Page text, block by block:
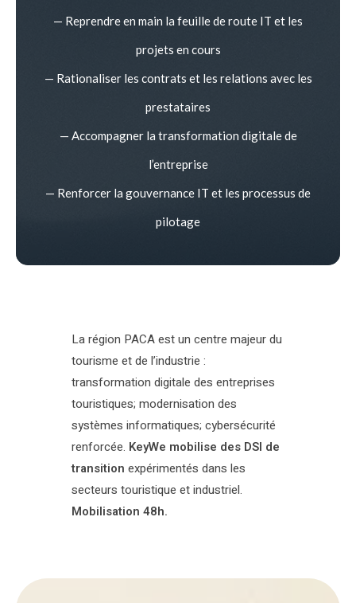
— Reprendre en main la feuille de route IT et les
projets en cours
— Rationaliser les contrats et les relations avec les
prestataires
— Accompagner la transformation digitale de
l’entreprise
— Renforcer la gouvernance IT et les processus de
pilotage
La région PACA est un centre majeur du
tourisme et de l’industrie :
transformation digitale des entreprises
touristiques; modernisation des
systèmes informatiques; cybersécurité
renforcée. KeyWe mobilise des DSI de
transition expérimentés dans les
secteurs touristique et industriel.
Mobilisation 48h.